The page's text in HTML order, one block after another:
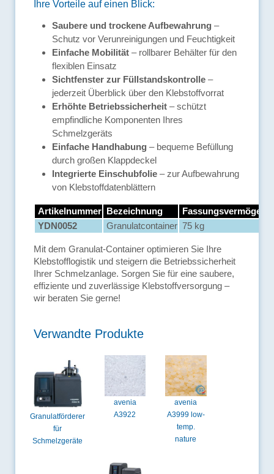
Ihre Vorteile auf einen Blick:
Saubere und trockene Aufbewahrung –
Schutz vor Verunreinigungen und Feuchtigkeit
Einfache Mobilität – rollbarer Behälter für den
flexiblen Einsatz
Sichtfenster zur Füllstandskontrolle –
jederzeit Überblick über den Klebstoffvorrat
Erhöhte Betriebssicherheit – schützt
empfindliche Komponenten Ihres
Schmelzgeräts
Einfache Handhabung – bequeme Befüllung
durch großen Klappdeckel
Integrierte Einschubfolie – zur Aufbewahrung
von Klebstoffdatenblättern
Artikelnummer Bezeichnung
Fassungsvermögen
YDN0052
Granulatcontainer 75 kg
Mit dem Granulat-Container optimieren Sie Ihre
Klebstofflogistik und steigern die Betriebssicherheit
Ihrer Schmelzanlage. Sorgen Sie für eine saubere,
effiziente und zuverlässige Klebstoffversorgung –
wir beraten Sie gerne!
Verwandte Produkte
Granulatförderer
für
Schmelzgeräte
avenia
A3922
avenia
A3999 low-
temp.
nature